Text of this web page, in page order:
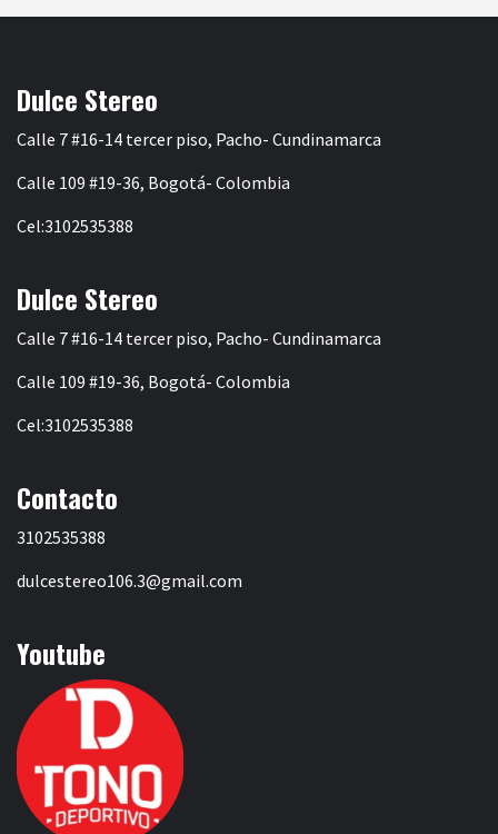
Dulce Stereo
Calle 7 #16-14 tercer piso, Pacho- Cundinamarca
Calle 109 #19-36, Bogotá- Colombia
Cel:3102535388
Dulce Stereo
Calle 7 #16-14 tercer piso, Pacho- Cundinamarca
Calle 109 #19-36, Bogotá- Colombia
Cel:3102535388
Contacto
3102535388
dulcestereo106.3@gmail.com
Youtube